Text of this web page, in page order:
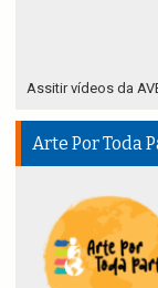
Assitir vídeos da
Arte Por Toda